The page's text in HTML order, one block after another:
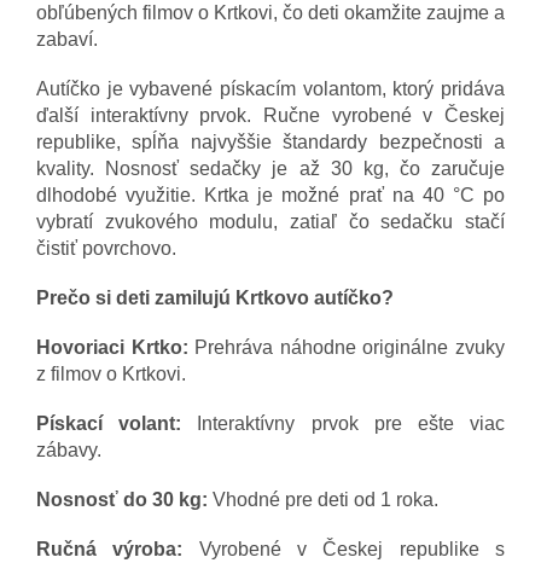
obľúbených filmov o Krtkovi, čo deti okamžite zaujme a
zabaví.
Autíčko je vybavené pískacím volantom, ktorý pridáva
ďalší interaktívny prvok. Ručne vyrobené v Českej
republike, spĺňa najvyššie štandardy bezpečnosti a
kvality. Nosnosť sedačky je až 30 kg, čo zaručuje
dlhodobé využitie. Krtka je možné prať na 40 °C po
vybratí zvukového modulu, zatiaľ čo sedačku stačí
čistiť povrchovo.
Prečo si deti zamilujú Krtkovo autíčko?
Hovoriaci Krtko: Prehráva náhodne originálne zvuky
z filmov o Krtkovi.
Pískací volant: Interaktívny prvok pre ešte viac
zábavy.
Nosnosť do 30 kg: Vhodné pre deti od 1 roka.
Ručná výroba: Vyrobené v Českej republike s